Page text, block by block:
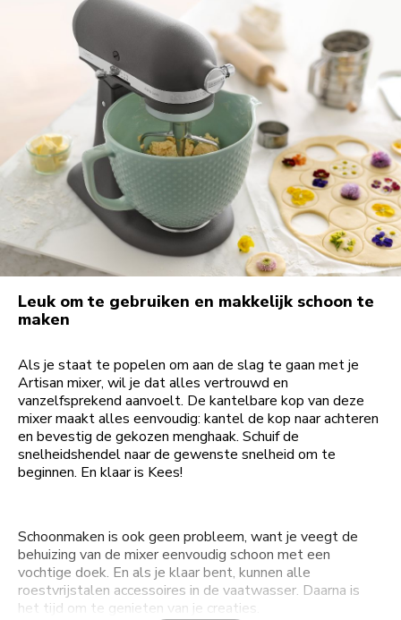
Leuk om te gebruiken en makkelijk schoon te
maken
Als je staat te popelen om aan de slag te gaan met je
Artisan mixer, wil je dat alles vertrouwd en
vanzelfsprekend aanvoelt. De kantelbare kop van deze
mixer maakt alles eenvoudig: kantel de kop naar achteren
en bevestig de gekozen menghaak. Schuif de
snelheidshendel naar de gewenste snelheid om te
beginnen. En klaar is Kees!
Schoonmaken is ook geen probleem, want je veegt de
behuizing van de mixer eenvoudig schoon met een
vochtige doek. En als je klaar bent, kunnen alle
roestvrijstalen accessoires in de vaatwasser. Daarna is
het tijd om te genieten van je creaties.